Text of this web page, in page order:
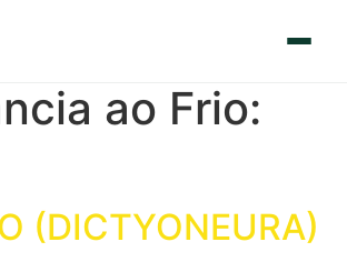
🇪🇸 Español
ao Frio:
(DICTYONEURA)